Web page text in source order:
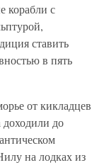
корабли с
ставить
в пять
от кикладцев
до
на лодках из